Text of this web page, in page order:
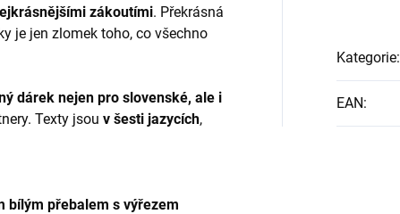
zákoutími. Překrásná
je jen zlomek toho, co všechno
dárek nejen pro slovenské, ale i
Texty jsou v šesti jazycích,
bílým přebalem s výřezem
Kategorie:
EAN: